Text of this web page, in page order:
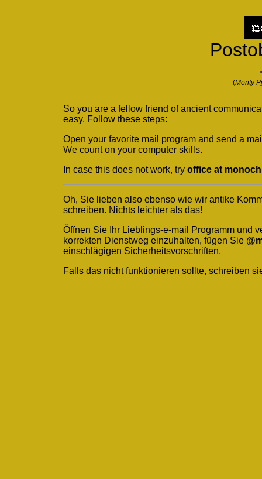
(Monty
So you are a fellow friend of ancient
easy. Follow these steps:
Open your favorite mail program and send a
We count on your computer skills.
In case this does not work, try office at
Oh, Sie lieben also ebenso wie wir antike
schreiben. Nichts leichter als das!
Öffnen Sie Ihr Lieblings-e-mail Programm und
korrekten Dienstweg einzuhalten, fügen Sie
einschlägigen Sicherheitsvorschriften.
Falls das nicht funktionieren sollte, schreiben